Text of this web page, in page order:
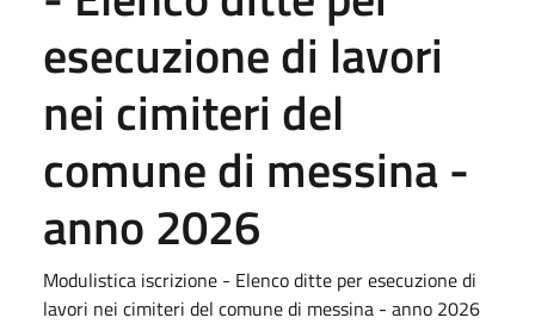
esecuzione di lavori
nei cimiteri del
comune di messina -
anno 2026
Modulistica iscrizione - Elenco ditte per esecuzione di
lavori nei cimiteri del comune di messina - anno 2026